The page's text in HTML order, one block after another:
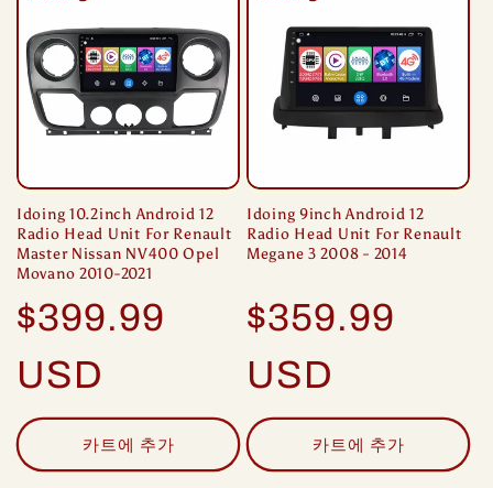
Idoing 10.2inch Android 12
Radio Head Unit For Renault
Master Nissan NV400 Opel
Movano 2010-2021
정
가
$399.99
USD
카트에 추가
Idoing 9inch Android 12
Radio Head Unit For Renault
Megane 3 2008 - 2014
정
가
$359.99
USD
카트에 추가